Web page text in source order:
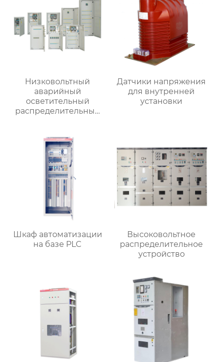
Низковольтный
аварийный
осветительный
распределительный
Датчики напряжения
для внутренней
установки
Шкаф автоматизации
на базе PLC
Высоковольтное
распределительное
устройство